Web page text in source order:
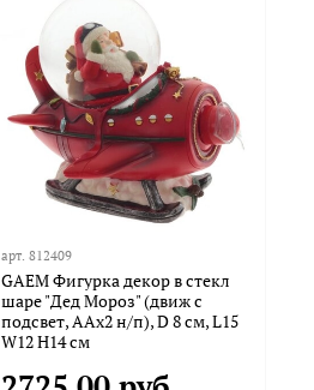
арт.812409
GAEM Фигурка декор в стекл
шаре "Дед Мороз" (движ с
подсвет, ААх2 н/п), D 8 см, L15
W12 H14 см